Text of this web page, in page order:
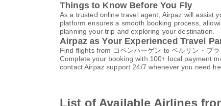
Things to Know Before You Fly
As a trusted online travel agent, Airpaz will assist
platform ensures a smooth booking process,
planning your trip and exploring your destination.
Airpaz as Your Experienced Travel
Find flights from コペンハーゲン to ベルリン・ブ
Complete your booking with 100+ local payment
contact Airpaz support 24/7 whenever you need
List of Available Airlines